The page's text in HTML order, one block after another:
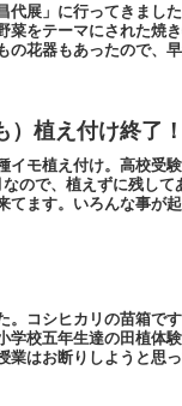
代展」に行ってきまし
菜をテーマにされた焼
の花器もあったので、
植え付け終了！
イモ植え付け。高校受
ので、植えずに残し
てます。いろんな事が
。コシヒカリの苗箱で
学校五年生達の田植体
業はお断りしようと思